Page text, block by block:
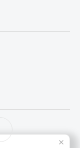
website merupakan